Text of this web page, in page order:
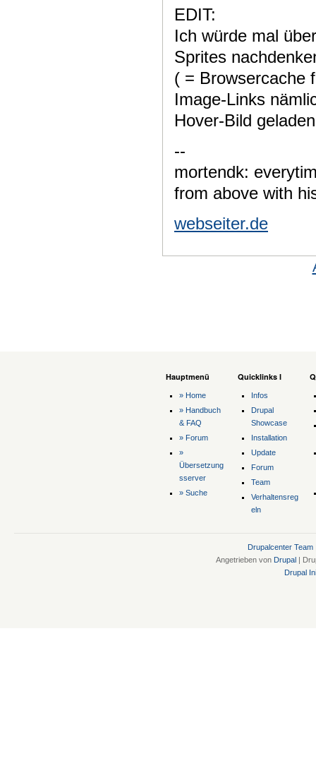
EDIT:
Ich würde mal
Sprites
( = Browsercache
Image-Links
Hover-Bild
--
mortendk:
from above with
webseiter.de
Hauptmenü
» Home
» Handbuch
& FAQ
» Forum
»
Übersetzung
sserver
» Suche
Quicklinks I
Infos
Drupal
Showcase
Installation
Update
Forum
Team
Verhaltensreg
eln
Drupalcenter Team
Angetrieben von Drupal |
Drupal